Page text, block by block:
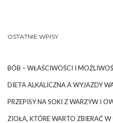
OSTATNIE WPISY
BÓB – WŁAŚCIWOŚCI I
DIETA ALKALICZNA A WYJAZDY
PRZEPISY NA SOKI Z WARZYW I
ZIOŁA, KTÓRE WARTO ZBIERAĆ W